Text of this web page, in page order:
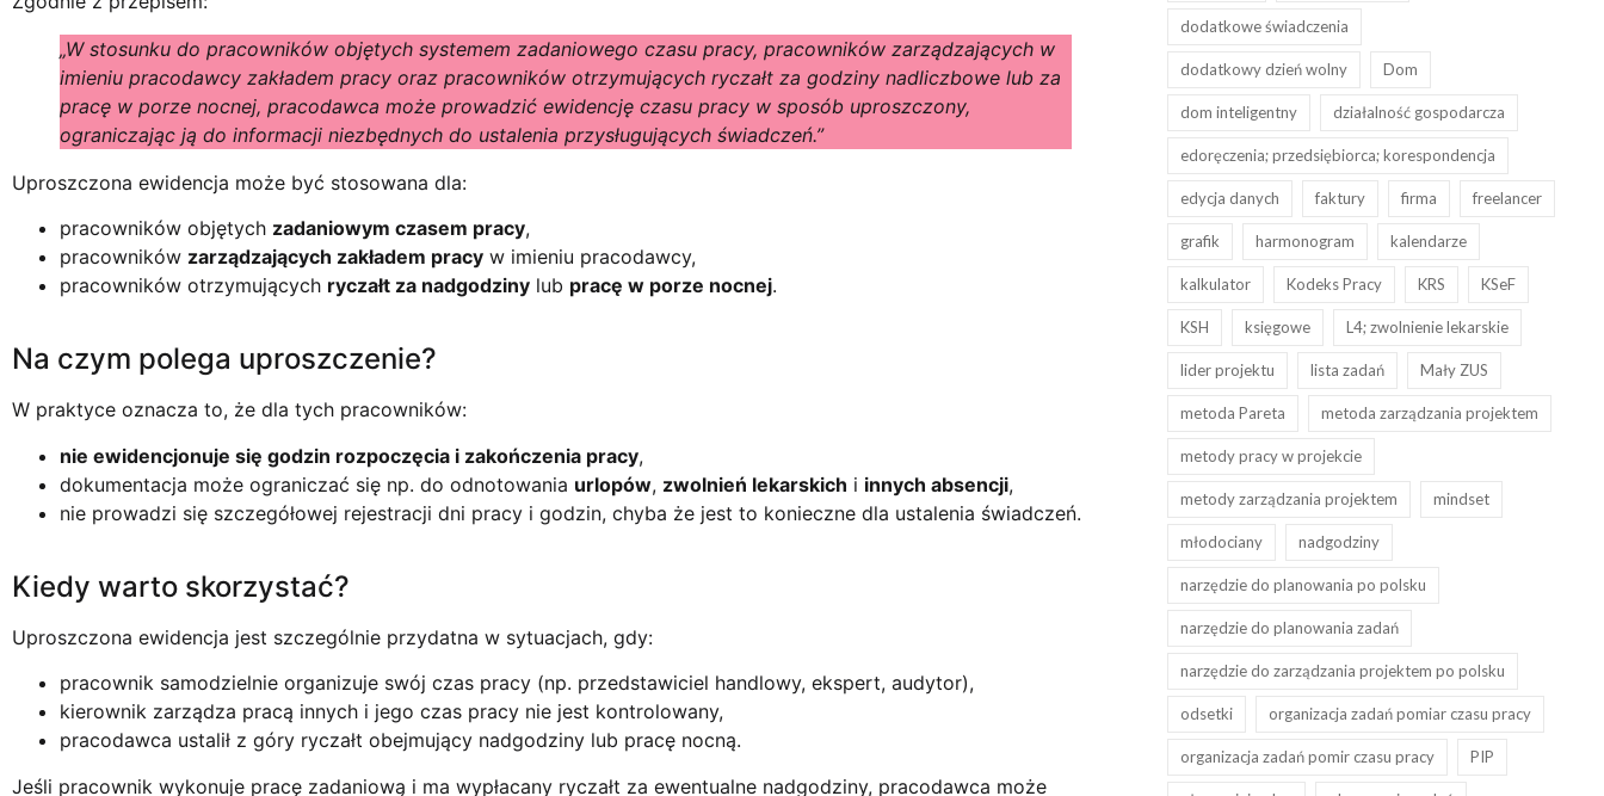
„W stosunku do pracowników objętych systemem zadaniowego czasu pracy, pracowników zarządzających w
imieniu pracodawcy zakładem pracy oraz pracowników otrzymujących ryczałt za godziny nadliczbowe lub za
pracę w porze nocnej, pracodawca może prowadzić ewidencję czasu pracy w sposób uproszczony,
ograniczając ją do informacji niezbędnych do ustalenia przysługujących świadczeń.”
Uproszczona ewidencja może być stosowana dla:
pracowników objętych zadaniowym czasem pracy,
pracowników zarządzających zakładem pracy w imieniu pracodawcy,
pracowników otrzymujących ryczałt za nadgodziny lub pracę w porze nocnej.
Na czym polega uproszczenie?
W praktyce oznacza to, że dla tych pracowników:
nie ewidencjonuje się godzin rozpoczęcia i zakończenia pracy,
dokumentacja może ograniczać się np. do odnotowania urlopów, zwolnień lekarskich i innych absencji,
nie prowadzi się szczegółowej rejestracji dni pracy i godzin, chyba że jest to konieczne dla ustalenia świadczeń.
Kiedy warto skorzystać?
Uproszczona ewidencja jest szczególnie przydatna w sytuacjach, gdy:
pracownik samodzielnie organizuje swój czas pracy (np. przedstawiciel handlowy, ekspert, audytor),
kierownik zarządza pracą innych i jego czas pracy nie jest kontrolowany,
pracodawca ustalił z góry ryczałt obejmujący nadgodziny lub pracę nocną.
Jeśli pracownik wykonuje pracę zadaniową i ma wypłacany ryczałt za ewentualne nadgodziny, pracodawca może
dodatkowe świadczenia
dodatkowy dzień wolny Dom
dom inteligentny działalność gospodarcza
edoręczenia; przedsiębiorca; korespondencja
edycja danych faktury firma freelancer
grafik harmonogram kalendarze
kalkulator Kodeks Pracy KRS KSeF
KSH księgowe L4; zwolnienie lekarskie
lider projektu lista zadań Mały ZUS
metoda Pareta metoda zarządzania projektem
metody pracy w projekcie
metody zarządzania projektem mindset
młodociany nadgodziny
narzędzie do planowania po polsku
narzędzie do planowania zadań
narzędzie do zarządzania projektem po polsku
odsetki organizacja zadań pomiar czasu pracy
organizacja zadań pomir czasu pracy PIP